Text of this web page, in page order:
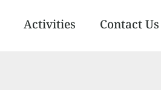
Activities Contact Us